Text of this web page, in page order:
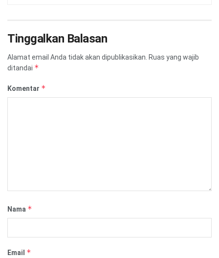
Tinggalkan Balasan
Alamat email Anda tidak akan dipublikasikan. Ruas yang wajib
ditandai *
Komentar *
Nama *
Email *